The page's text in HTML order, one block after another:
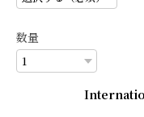
数量